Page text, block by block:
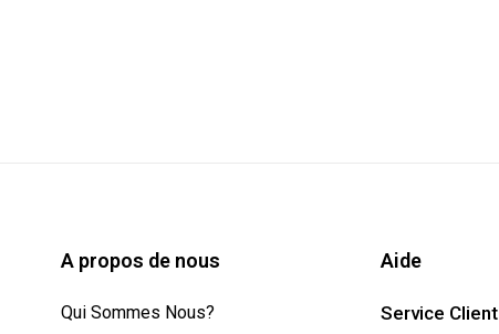
A propos de nous
Qui Sommes Nous?
Aide
Service Client